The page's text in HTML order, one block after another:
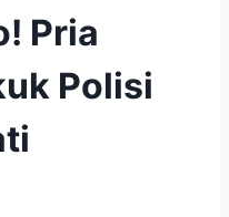
Pria
Polisi